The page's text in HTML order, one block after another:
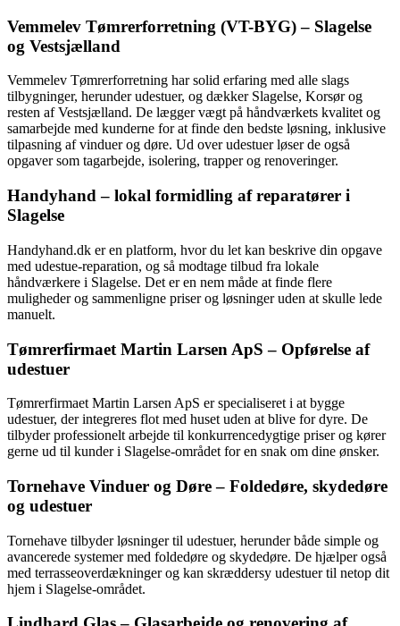
Vemmelev Tømrerforretning (VT-BYG) – Slagelse
og Vestsjælland
Vemmelev Tømrerforretning har solid erfaring med alle slags
tilbygninger, herunder udestuer, og dækker Slagelse, Korsør og
resten af Vestsjælland. De lægger vægt på håndværkets kvalitet og
samarbejde med kunderne for at finde den bedste løsning, inklusive
tilpasning af vinduer og døre. Ud over udestuer løser de også
opgaver som tagarbejde, isolering, trapper og renoveringer.
Handyhand – lokal formidling af reparatører i
Slagelse
Handyhand.dk er en platform, hvor du let kan beskrive din opgave
med udestue-reparation, og så modtage tilbud fra lokale
håndværkere i Slagelse. Det er en nem måde at finde flere
muligheder og sammenligne priser og løsninger uden at skulle lede
manuelt.
Tømrerfirmaet Martin Larsen ApS – Opførelse af
udestuer
Tømrerfirmaet Martin Larsen ApS er specialiseret i at bygge
udestuer, der integreres flot med huset uden at blive for dyre. De
tilbyder professionelt arbejde til konkurrencedygtige priser og kører
gerne ud til kunder i Slagelse-området for en snak om dine ønsker.
Tornehave Vinduer og Døre – Foldedøre, skydedøre
og udestuer
Tornehave tilbyder løsninger til udestuer, herunder både simple og
avancerede systemer med foldedøre og skydedøre. De hjælper også
med terrasseoverdækninger og kan skræddersy udestuer til netop dit
hjem i Slagelse-området.